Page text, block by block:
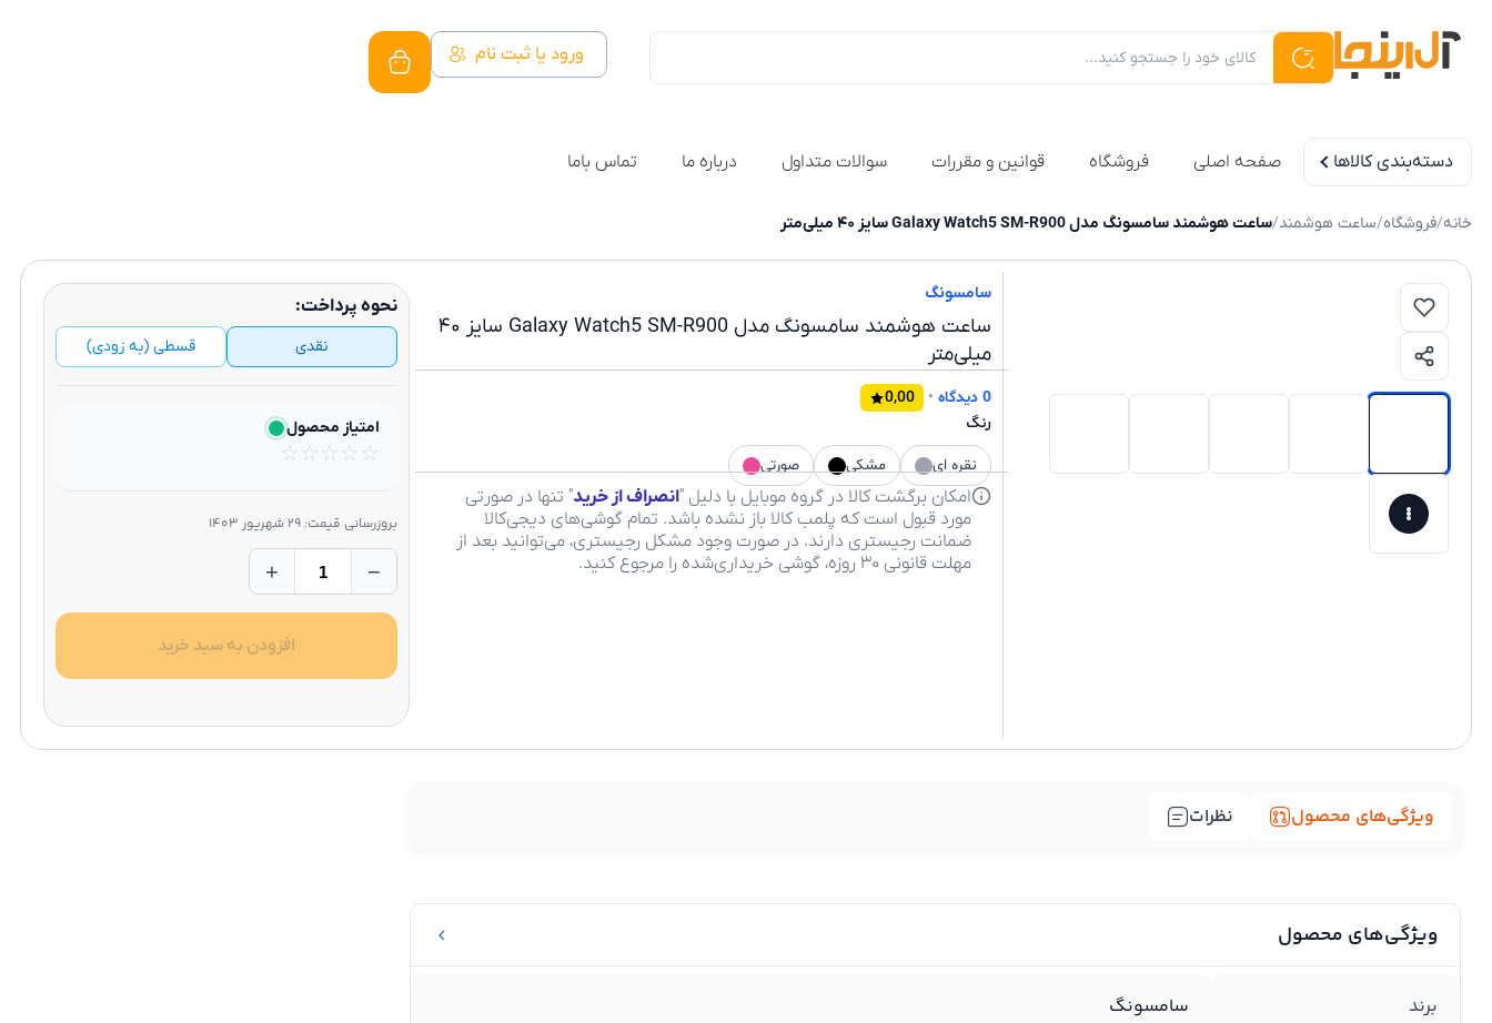
ورود یا ثبت نام
دسته‌بندی کالاها صفحه اصلی فروشگاه قوانین و مقررات سوالات متداول درباره ما تماس باما
خانه/فروشگاه/ساعت هوشمند/ساعت هوشمند سامسونگ مدل Galaxy Watch5 SM-R900 سایز ۴۰ میلی‌متر
سامسونگ
ساعت هوشمند سامسونگ مدل Galaxy Watch5 SM-R900 سایز ۴۰
میلی‌متر
0 دیدگاه •
0,00
رنگ
نقره ای مشکی صورتی
امکان برگشت کالا در گروه موبایل با دلیل "انصراف از خرید" تنها در صورتی
مورد قبول است که پلمب کالا باز نشده باشد. تمام گوشی‌های دیجی‌کالا
ضمانت رجیستری دارند. در صورت وجود مشکل رجیستری، می‌توانید بعد از
مهلت قانونی ۳۰ روزه، گوشی خریداری‌شده را مرجوع کنید.
محصول به سبد خرید اضافه شد
توقف سفارش‌گیری
نحوه پرداخت:
نقدی قسطی (به زودی)
امتیاز محصول
☆
☆
☆
☆
☆
بروزرسانی قیمت: 29 شهریور 1403
−
+
افزودن به سبد خرید
ویژگی‌های محصول نظرات
ویژگی‌های محصول
برند سامسونگ